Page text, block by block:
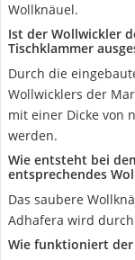
Wollknäuel.
Ist der Wollwickler
Tischklammer
Durch die
Wollwicklers der
mit einer Dicke von
werden.
Wie entsteht bei
entsprechendes
Das saubere
Adhafera wird
Wie funktioniert der